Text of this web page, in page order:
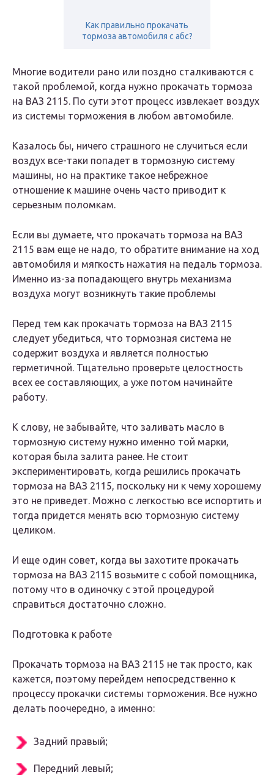
Как правильно прокачать
тормоза автомобиля с абс?
Многие водители рано или поздно сталкиваются с
такой проблемой, когда нужно прокачать тормоза
на ВАЗ 2115. По сути этот процесс извлекает воздух
из системы торможения в любом автомобиле.
Казалось бы, ничего страшного не случиться если
воздух все-таки попадет в тормозную систему
машины, но на практике такое небрежное
отношение к машине очень часто приводит к
серьезным поломкам.
Если вы думаете, что прокачать тормоза на ВАЗ
2115 вам еще не надо, то обратите внимание на ход
автомобиля и мягкость нажатия на педаль тормоза.
Именно из-за попадающего внутрь механизма
воздуха могут возникнуть такие проблемы
Перед тем как прокачать тормоза на ВАЗ 2115
следует убедиться, что тормозная система не
содержит воздуха и является полностью
герметичной. Тщательно проверьте целостность
всех ее составляющих, а уже потом начинайте
работу.
К слову, не забывайте, что заливать масло в
тормозную систему нужно именно той марки,
которая была залита ранее. Не стоит
экспериментировать, когда решились прокачать
тормоза на ВАЗ 2115, поскольку ни к чему хорошему
это не приведет. Можно с легкостью все испортить и
тогда придется менять всю тормозную систему
целиком.
И еще один совет, когда вы захотите прокачать
тормоза на ВАЗ 2115 возьмите с собой помощника,
потому что в одиночку с этой процедурой
справиться достаточно сложно.
Подготовка к работе
Прокачать тормоза на ВАЗ 2115 не так просто, как
кажется, поэтому перейдем непосредственно к
процессу прокачки системы торможения. Все нужно
делать поочередно, а именно:
Задний правый;
Передний левый;